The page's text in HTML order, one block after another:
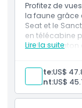
Profitez de
la faune grâce
Seat et le
en télécabine
de Mornington
Lire la suite
Adulte:US$
Enfant:US$